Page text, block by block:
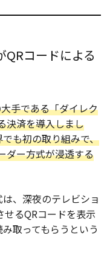
コードによる
手である「ダイレク
決済を導入しまし
も初の取り組みで、
ダー方式が浸透する
、深夜のテレビショ
せるQRコードを表示
取ってもらうという